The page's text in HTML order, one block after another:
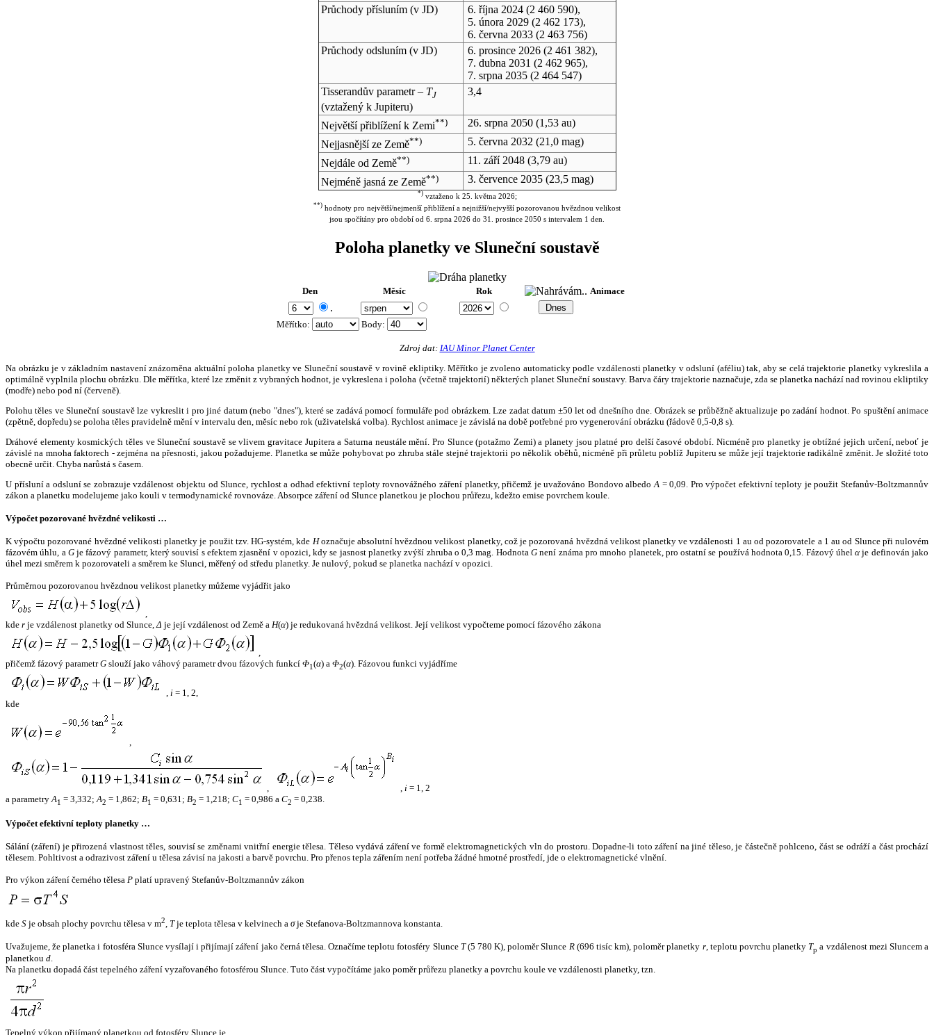
Průchody přísluním (v JD) 6. října 2024(2 460 590),
5. února 2029(2 462 173),
6. června 2033(2 463 756)
Průchody odsluním (v JD) 6. prosince 2026(2 461 382),
7. dubna 2031 (2 462 965),
7. srpna 2035(2 464 547)
Tisserandův parametr – TJ
(vztažený k Jupiteru)
3,4
Největší přiblížení k Zemi**) 26. srpna 2050(1,53 au)
Nejjasnější ze Země**) 5. června 2032 (21,0 mag)
Nejdále od Země**) 11. září 2048(3,79 au)
Nejméně jasná ze Země**) 3. července 2035(23,5 mag)
*)vztaženo k 25. května 2026;
**) hodnoty pro největší/nejmenší přiblížení a nejnižší/nejvyšší pozorovanou hvězdnou velikost
jsou spočítány pro období od 6. srpna 2026 do 31. prosince 2050 s intervalem 1 den.
Poloha planetky ve Sluneční soustavě
Den Měsíc Rok Animace
.
Měřítko: Body:
Zdroj dat: IAU Minor Planet Center
Na obrázku je v základním nastavení znázorněna aktuální poloha planetky ve Sluneční soustavě v rovině ekliptiky. Měřítko je zvoleno automaticky podle vzdálenosti planetky v odsluní (aféliu) tak, aby se celá trajektorie planetky vykreslila a
optimálně vyplnila plochu obrázku. Dle měřítka, které lze změnit z vybraných hodnot, je vykreslena i poloha (včetně trajektorií) některých planet Sluneční soustavy. Barva čáry trajektorie naznačuje, zda se planetka nachází nad rovinou ekliptiky
(modře) nebo pod ní (červeně).
Polohu těles ve Sluneční soustavě lze vykreslit i pro jiné datum (nebo "dnes"), které se zadává pomocí formuláře pod obrázkem. Lze zadat datum ±50 let od dnešního dne. Obrázek se průběžně aktualizuje po zadání hodnot. Po spuštění animace
(zpětně, dopředu) se poloha těles pravidelně mění v intervalu den, měsíc nebo rok (uživatelská volba). Rychlost animace je závislá na době potřebné pro vygenerování obrázku (řádově 0,5-0,8 s).
Dráhové elementy kosmických těles ve Sluneční soustavě se vlivem gravitace Jupitera a Saturna neustále mění. Pro Slunce (potažmo Zemi) a planety jsou platné pro delší časové období. Nicméně pro planetky je obtížné jejich určení, neboť je
závislé na mnoha faktorech - zejména na přesnosti, jakou požadujeme. Planetka se může pohybovat po zhruba stále stejné trajektorii po několik oběhů, nicméně při průletu poblíž Jupiteru se může její trajektorie radikálně změnit. Je složité toto
obecně určit. Chyba narůstá s časem.
U přísluní a odsluní se zobrazuje vzdálenost objektu od Slunce, rychlost a odhad efektivní teploty rovnovážného záření planetky, přičemž je uvažováno Bondovo albedo A = 0,09. Pro výpočet efektivní teploty je použit Stefanův-Boltzmannův
zákon a planetku modelujeme jako kouli v termodynamické rovnováze. Absorpce záření od Slunce planetkou je plochou průřezu, kdežto emise povrchem koule.
Výpočet pozorované hvězdné velikosti …
K výpočtu pozorované hvězdné velikosti planetky je použit tzv. HG-systém, kde Hoznačuje absolutní hvězdnou velikost planetky, což je pozorovaná hvězdná velikost planetky ve vzdálenosti 1 au od pozorovatele a 1 au od Slunce při nulovém
fázovém úhlu, a Gje fázový parametr, který souvisí s efektem zjasnění v opozici, kdy se jasnost planetky zvýší zhruba o 0,3 mag. HodnotaG není známa pro mnoho planetek, pro ostatní se používá hodnota 0,15. Fázový úhelα je definován jako
úhel mezi směrem k pozorovateli a směrem ke Slunci, měřený od středu planetky. Je nulový, pokud se planetka nachází v opozici.
Průměrnou pozorovanou hvězdnou velikost planetky můžeme vyjádřit jako
,
kde r je vzdálenost planetky od Slunce,Δ je její vzdálenost od Země a H(α) je redukovaná hvězdná velikost. Její velikost vypočteme pomocí fázového zákona
,
přičemž fázový parametrG slouží jako váhový parametr dvou fázových funkcí Φ1(α) a Φ2(α). Fázovou funkci vyjádříme
, i = 1, 2,
kde
,
, , i = 1, 2
a parametryA1 = 3,332;A2 = 1,862; B1 = 0,631; B2 = 1,218; C1 = 0,986 a C2 = 0,238.
Výpočet efektivní teploty planetky …
Sálání (záření) je přirozená vlastnost těles, souvisí se změnami vnitřní energie tělesa. Těleso vydává záření ve formě elektromagnetických vln do prostoru. Dopadne-li toto záření na jiné těleso, je částečně pohlceno, část se odráží a část prochází
tělesem. Pohltivost a odrazivost záření u tělesa závisí na jakosti a barvě povrchu. Pro přenos tepla zářením není potřeba žádné hmotné prostředí, jde o elektromagnetické vlnění.
Pro výkon záření černého tělesa P platí upravený Stefanův-Boltzmannův zákon
kde S je obsah plochy povrchu tělesa v m2, Tje teplota tělesa v kelvinech a σje Stefanova-Boltzmannova konstanta.
Uvažujeme, že planetka i fotosféra Slunce vysílají i přijímají záření jako černá tělesa. Označíme teplotu fotosféry Slunce T(5 780 K), poloměr Slunce R(696 tisíc km), poloměr planetky r, teplotu povrchu planetky Tp a vzdálenost mezi Sluncem a
planetkou d.
Na planetku dopadá část tepelného záření vyzařovaného fotosférou Slunce. Tuto část vypočítáme jako poměr průřezu planetky a povrchu koule ve vzdálenosti planetky, tzn.
Tepelný výkon přijímaný planetkou od fotosféry Slunce je